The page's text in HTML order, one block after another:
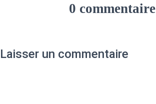
0 commentaire
Laisser un commentaire